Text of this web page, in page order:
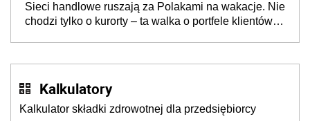
Sieci handlowe ruszają za Polakami na wakacje. Nie
chodzi tylko o kurorty – ta walka o portfele klientów
Kalkulatory
Kalkulator składki zdrowotnej dla przedsiębiorcy